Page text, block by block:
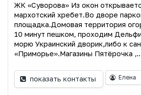
ЖК «Суворова» Из окон
мархотский хребет.Во дворе
площадка.Домовая территория
10 минут пешком, проходим
морю Украинский дворик,либо к
«Приморье».Магазины Пятёрочка
показать контакты Елена